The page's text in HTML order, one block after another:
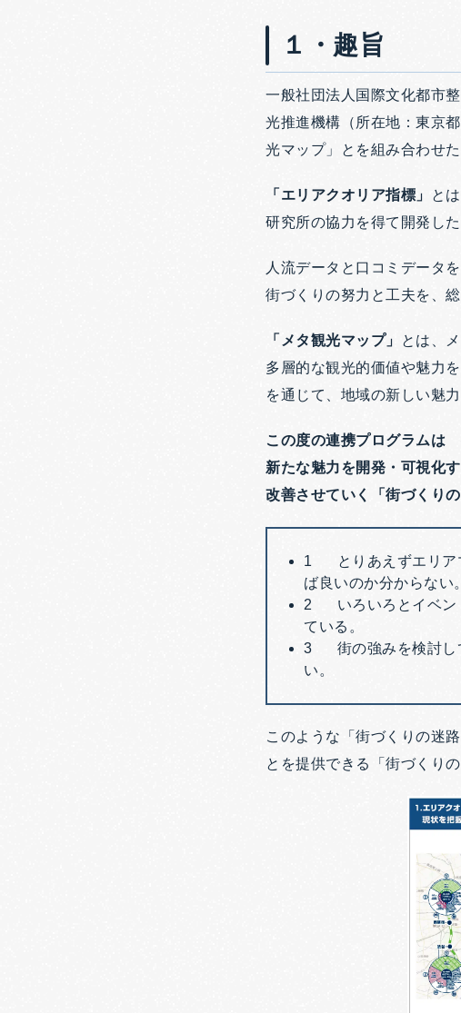
１・趣旨
一般社団法人国際文化都市
光推進機構（所在地：東京
光マップ」とを組み合わせ
「エリアクオリア指標」
と
研究所の協力を得て開発し
人流データと口コミデータ
街づくりの努力と工夫を、
「メタ観光マップ」
とは、
多層的な観光的価値や魅力
を通じて、地域の新しい魅
この度の連携プログラムは
新たな魅力を開発・可視化
改善させていく「街づくり
1 とりあえずエリア
ば良いのか分からない。
2 いろいろとイベン
ている。
3 街の強みを検討し
い。
このような「街づくりの迷
とを提供できる「街づくり